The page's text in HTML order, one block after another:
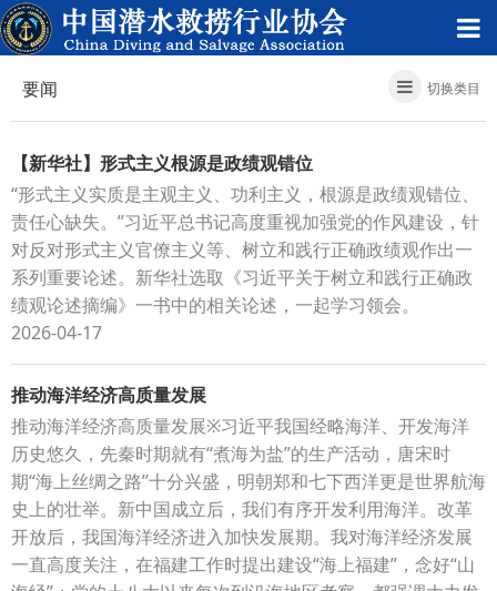
要闻 切换类目
【新华社】形式主义根源是政绩观错位
“形式主义实质是主观主义、功利主义，根源是政绩观错位、
责任心缺失。”习近平总书记高度重视加强党的作风建设，针
对反对形式主义官僚主义等、树立和践行正确政绩观作出一
系列重要论述。新华社选取《习近平关于树立和践行正确政
绩观论述摘编》一书中的相关论述，一起学习领会。
2026-04-17
推动海洋经济高质量发展
推动海洋经济高质量发展※习近平我国经略海洋、开发海洋
历史悠久，先秦时期就有“煮海为盐”的生产活动，唐宋时
期“海上丝绸之路”十分兴盛，明朝郑和七下西洋更是世界航海
史上的壮举。新中国成立后，我们有序开发利用海洋。改革
开放后，我国海洋经济进入加快发展期。我对海洋经济发展
一直高度关注，在福建工作时提出建设“海上福建”，念好“山